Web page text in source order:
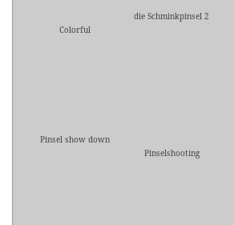
Colorful
die Schminkpinsel 2
Pinsel show down
Pinselshooting